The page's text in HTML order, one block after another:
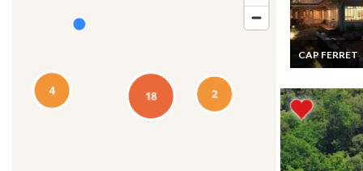
CAP FERRET
Location Villa
atlantique
privée plage à